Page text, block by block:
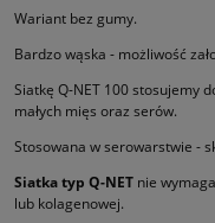
Wariant bez gumy.
Bardzo wąska - możliwość
Siatkę Q-NET 100 stosujemy
małych mięs oraz serów.
Stosowana w serowarstwie -
Siatka typ Q-NET nie
lub kolagenowej.